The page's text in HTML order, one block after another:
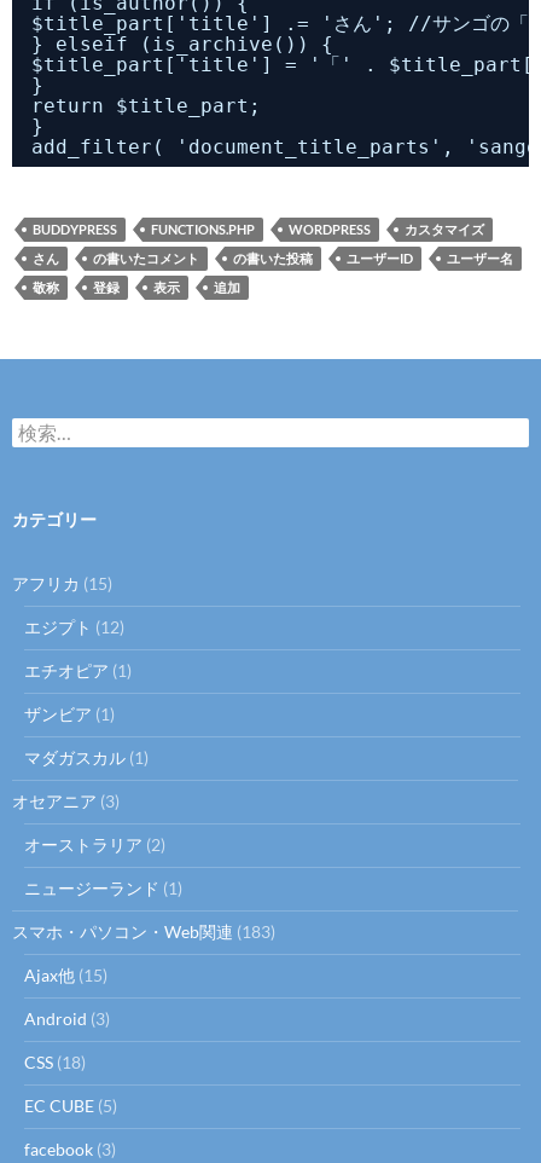
$title_part['title'] .= 'さん'; //サンゴの「著者ペ
} elseif (is_archive()) {
$title_part['title'] = '「' . $title_part['title'] . '
}
return $title_part;
}
add_filter( 'document_title_parts',
BUDDYPRESS FUNCTIONS.PHP WORDPRESS
カスタマイズ
さん
の書いたコメント の書いた投稿 ユーザーID
ユーザー名
敬称
登録 表示 追加
検
索:
カテゴリー
アフリカ (15)
エジプト (12)
エチオピア (1)
ザンビア (1)
マダガスカル (1)
オセアニア (3)
オーストラリア (2)
ニュージーランド (1)
スマホ・パソコン・Web関連 (183)
Ajax他 (15)
Android (3)
CSS (18)
EC CUBE (5)
facebook (3)